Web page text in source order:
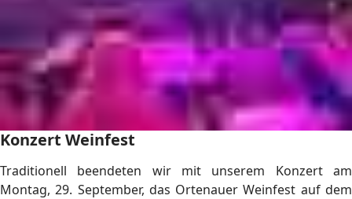
Konzert Weinfest
Traditionell beendeten wir mit unserem Konzert am
Montag, 29. September, das Ortenauer Weinfest auf dem